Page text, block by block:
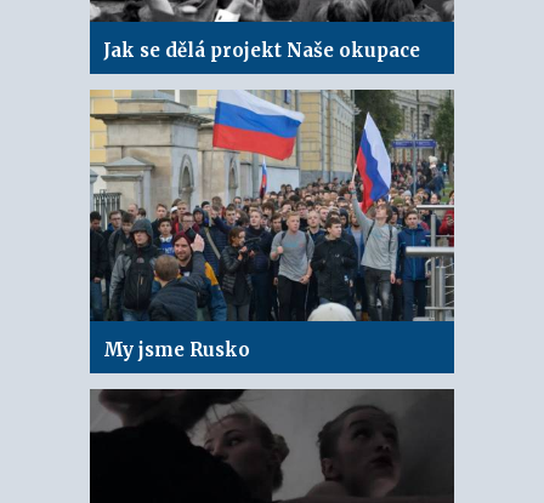
Jak se dělá projekt Naše okupace
My jsme Rusko